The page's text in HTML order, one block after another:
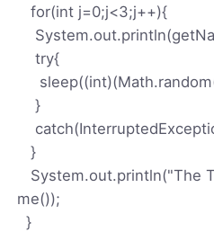
for(int j=0;j<3;j++){
try{
}
}
System.out.println("The
me());
}